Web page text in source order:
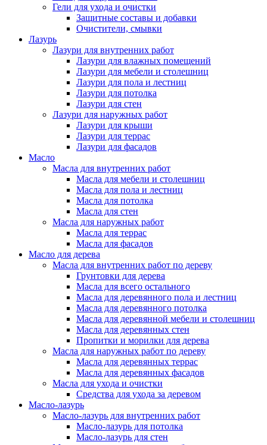
Гели для ухода и очистки
Защитные составы и добавки
Очистители, смывки
Лазурь
Лазури для внутренних работ
Лазури для влажных помещений
Лазури для мебели и столешниц
Лазури для пола и лестниц
Лазури для потолка
Лазури для стен
Лазури для наружных работ
Лазури для крыши
Лазури для террас
Лазури для фасадов
Масло
Масла для внутренних работ
Масла для мебели и столешниц
Масла для пола и лестниц
Масла для потолка
Масла для стен
Масла для наружных работ
Масла для террас
Масла для фасадов
Масло для дерева
Масла для внутренних работ по дереву
Грунтовки для дерева
Масла для всего остального
Масла для деревянного пола и лестниц
Масла для деревянного потолка
Масла для деревянной мебели и столешниц
Масла для деревянных стен
Пропитки и морилки для дерева
Масла для наружных работ по дереву
Масла для деревянных террас
Масла для деревянных фасадов
Масла для ухода и очистки
Средства для ухода за деревом
Масло-лазурь
Масло-лазурь для внутренних работ
Масло-лазурь для потолка
Масло-лазурь для стен